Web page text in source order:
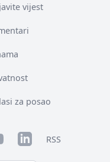
vijest
za posao
LinkedInRSS